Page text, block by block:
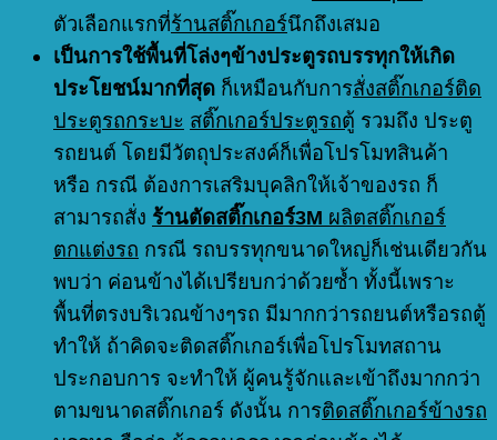
ตัวเลือกแรกที่ร้านสติ๊กเกอร์นึกถึงเสมอ
เป็นการใช้พื้นที่โล่งๆข้างประตูรถบรรทุกให้เกิด
ประโยชน์มากที่สุด ก็เหมือนกับการสั่งสติ๊กเกอร์ติด
ประตูรถกระบะ สติ๊กเกอร์ประตูรถตู้ รวมถึง ประตู
รถยนต์ โดยมีวัตถุประสงค์ก็เพื่อโปรโมทสินค้า
หรือ กรณี ต้องการเสริมบุคลิกให้เจ้าของรถ ก็
สามารถสั่ง ร้านตัดสติ๊กเกอร์3M ผลิตสติ๊กเกอร์
ตกแต่งรถ กรณี รถบรรทุกขนาดใหญ่ก็เช่นเดียวกัน
พบว่า ค่อนข้างได้เปรียบกว่าด้วยซ้ำ ทั้งนี้เพราะ
พื้นที่ตรงบริเวณข้างๆรถ มีมากกว่ารถยนต์หรือรถตู้
ทำให้ ถ้าคิดจะติดสติ๊กเกอร์เพื่อโปรโมทสถาน
ประกอบการ จะทำให้ ผู้คนรู้จักและเข้าถึงมากกว่า
ตามขนาดสติ๊กเกอร์ ดังนั้น การติดสติ๊กเกอร์ข้างรถ